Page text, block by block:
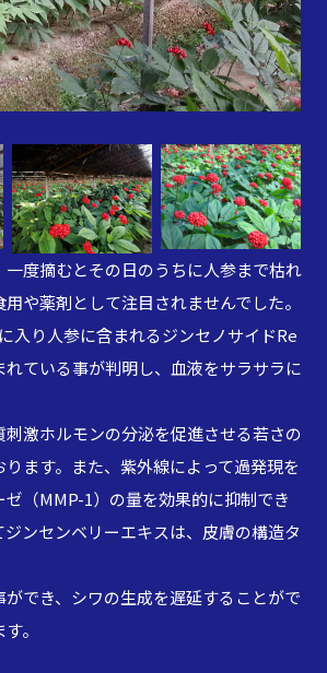
一度摘むとその日のうちに人参まで枯れ
や薬剤として注目されませんでした。
入り人参に含まれるジンセノサイドRe
ている事が判明し、血液をサラサラに
激ホルモンの分泌を促進させる若さの
ます。また、紫外線によって過発現を
（MMP-1）の量を効果的に抑制でき
ジンセンベリーエキスは、皮膚の構造タ
でき、シワの生成を遅延することがで
。